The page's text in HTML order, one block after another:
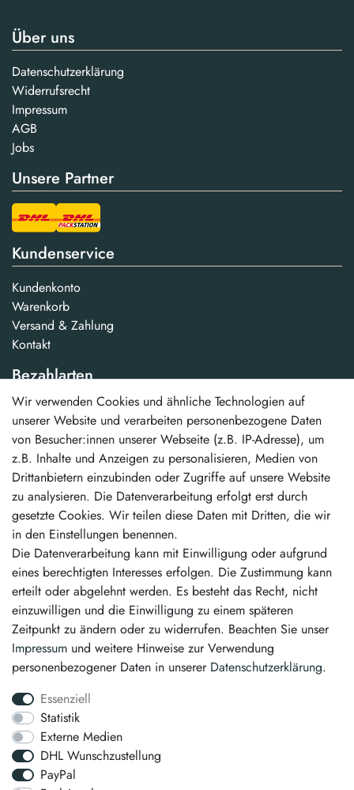
Über uns
Datenschutzerklärung
Widerrufsrecht
Impressum
AGB
Jobs
Unsere Partner
Kundenservice
Kundenkonto
Warenkorb
Versand & Zahlung
Kontakt
Bezahlarten
...und weitere
Unsere Vorteile
schneller Versand
kostenloser Versand ab 50,00 €
erstklassiger Service
Vertrag widerrufen
Kontakt
info@pintamo.de
03763 4048350
Montag - Freitag: 08:00 - 16:00 Uhr
Anrufe aus dem dt. Festnetz zum Ortstarif, Preise aus dem Mobilfunknetz
ggf. abweichend (abhängig vom Provider).
Wir verwenden Cookies und ähnliche Technologien auf
unserer Website und verarbeiten personenbezogene Daten
von Besucher:innen unserer Webseite (z.B. IP-Adresse), um
z.B. Inhalte und Anzeigen zu personalisieren, Medien von
Drittanbietern einzubinden oder Zugriffe auf unsere Website
zu analysieren. Die Datenverarbeitung erfolgt erst durch
gesetzte Cookies. Wir teilen diese Daten mit Dritten, die wir
in den Einstellungen benennen.
Die Datenverarbeitung kann mit Einwilligung oder aufgrund
eines berechtigten Interesses erfolgen. Die Zustimmung kann
erteilt oder abgelehnt werden. Es besteht das Recht, nicht
einzuwilligen und die Einwilligung zu einem späteren
Zeitpunkt zu ändern oder zu widerrufen. Beachten Sie unser
Impressum und weitere Hinweise zur Verwendung
personenbezogener Daten in unserer Daten­schutz­erklärung.
Essenziell
Statistik
Externe Medien
DHL Wunschzustellung
PayPal